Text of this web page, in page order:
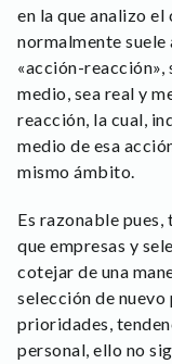
en la que analizo
normalmente suele
«acción-reacción»,
medio, sea real y
reacción, la cual,
medio de esa
mismo ámbito.
Es razonable
que empresas y
cotejar de una
selección de
prioridades,
personal, ello no